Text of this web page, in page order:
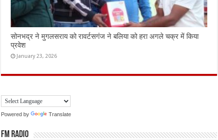
सोनभद्र ने मुगलसराय को रावर्टसगंज ने बलिया को हरा अगले चक्र में किया
प्रवेश
January 23, 2026
Powered by Translate
FM Radio